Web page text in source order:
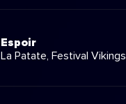
Espoir
La Patate, Festival Vikings